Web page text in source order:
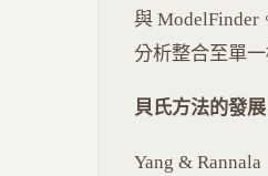
與 ModelFinder
分析整合至單一
貝氏方法的發展
Yang & Rannala